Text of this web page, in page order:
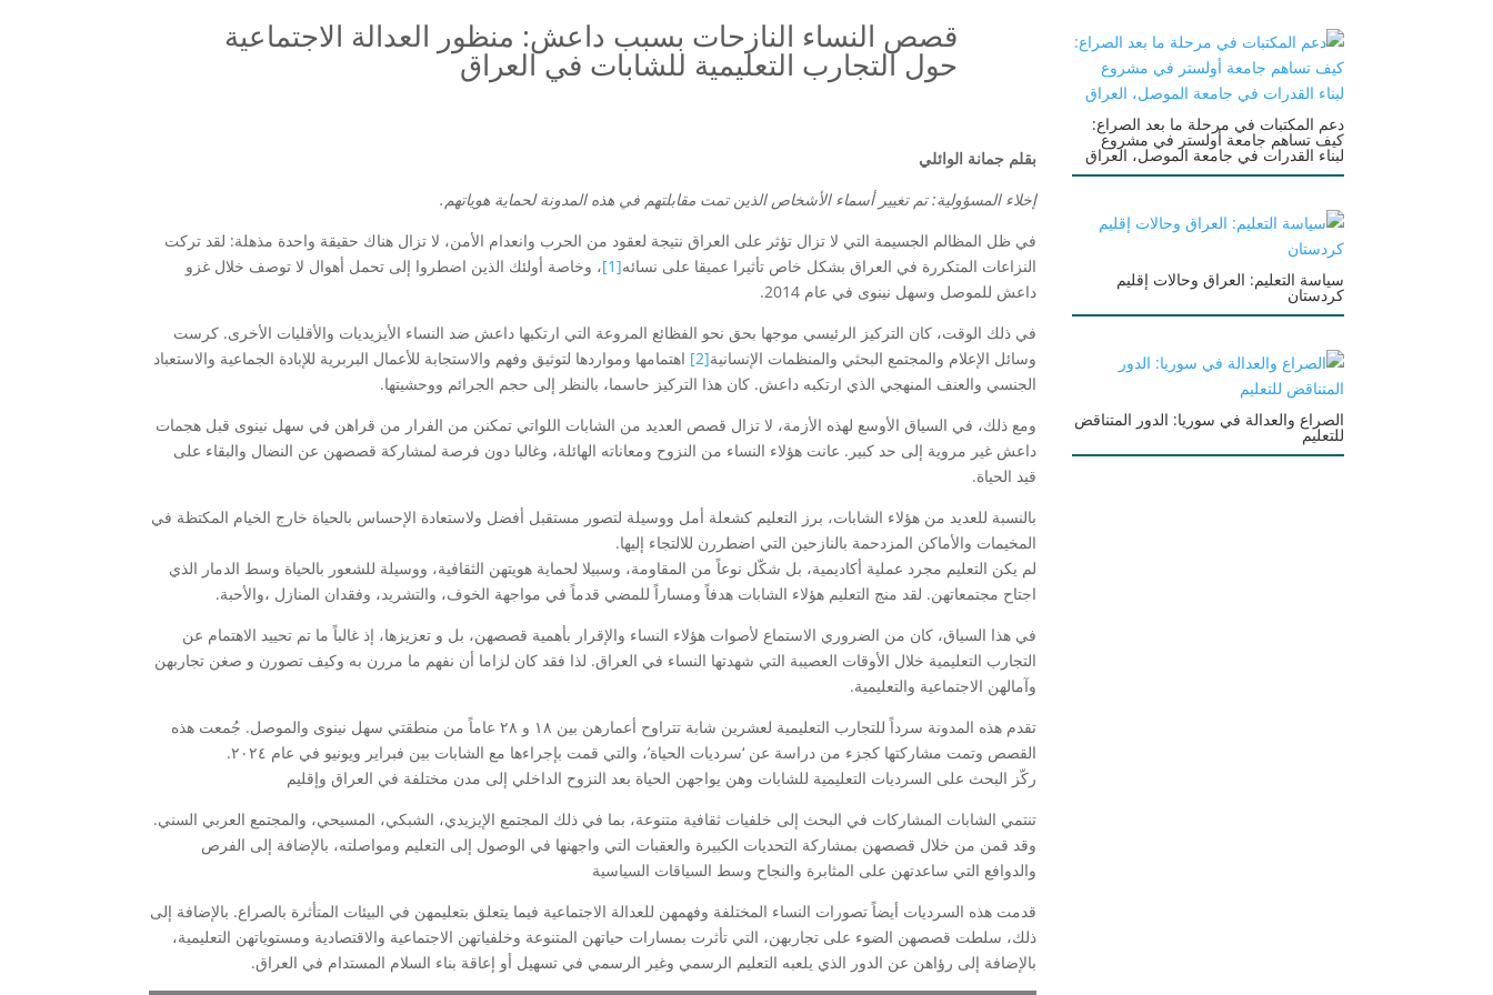
قصص النساء النازحات بسبب داعش: منظور العدالة الاجتماعية
حول التجارب التعليمية للشابات في العراق
بقلم جمانة الوائلي
إخلاء المسؤولية: تم تغيير أسماء الأشخاص الذين تمت مقابلتهم في هذه المدونة لحماية هوياتهم.
في ظل المظالم الجسيمة التي لا تزال تؤثر على العراق نتيجة لعقود من الحرب وانعدام الأمن، لا تزال هناك حقيقة واحدة مذهلة: لقد تركت
النزاعات المتكررة في العراق بشكل خاص تأثيرا عميقا على نسائه[1]
، وخاصة أولئك الذين اضطروا إلى تحمل أهوال لا توصف خلال غزو
داعش للموصل وسهل نينوى في عام 2014.
في ذلك الوقت، كان التركيز الرئيسي موجها بحق نحو الفظائع المروعة التي ارتكبها داعش ضد النساء الأيزيديات والأقليات الأخرى. كرست
وسائل الإعلام والمجتمع البحثي والمنظمات الإنسانية[2]
اهتمامها ومواردها لتوثيق وفهم والاستجابة للأعمال البربرية للإبادة الجماعية والاستعباد
الجنسي والعنف المنهجي الذي ارتكبه داعش. كان هذا التركيز حاسما، بالنظر إلى حجم الجرائم ووحشيتها.
ومع ذلك، في السياق الأوسع لهذه الأزمة، لا تزال قصص العديد من الشابات اللواتي تمكنن من الفرار من قراهن في سهل نينوى قبل هجمات
داعش غير مروية إلى حد كبير. عانت هؤلاء النساء من النزوح ومعاناته الهائلة، وغالبا دون فرصة لمشاركة قصصهن عن النضال والبقاء على
قيد الحياة.
بالنسبة للعديد من هؤلاء الشابات، برز التعليم كشعلة أمل ووسيلة لتصور مستقبل أفضل ولاستعادة الإحساس بالحياة خارج الخيام المكتظة في
المخيمات والأماكن المزدحمة بالنازحين التي اضطررن للالتجاء إليها.
لم يكن التعليم مجرد عملية أكاديمية، بل شكّل نوعاً من المقاومة، وسبيلا لحماية هويتهن الثقافية، ووسيلة للشعور بالحياة وسط الدمار الذي
اجتاح مجتمعاتهن. لقد منج التعليم هؤلاء الشابات هدفاً ومساراً للمضي قدماً في مواجهة الخوف، والتشريد، وفقدان المنازل ،والأحبة.
في هذا السياق، كان من الضروري الاستماع لأصوات هؤلاء النساء والإقرار بأهمية قصصهن، بل و تعزيزها، إذ غالباً ما تم تحييد الاهتمام عن
التجارب التعليمية خلال الأوقات العصيبة التي شهدتها النساء في العراق. لذا فقد كان لزاما أن نفهم ما مررن به وكيف تصورن و صغن تجاربهن
وآمالهن الاجتماعية والتعليمية.
تقدم هذه المدونة سرداً للتجارب التعليمية لعشرين شابة تتراوح أعمارهن بين ١٨ و ٢٨ عاماً من منطقتي سهل نينوى والموصل. جُمعت هذه
القصص وتمت مشاركتها كجزء من دراسة عن ‘سرديات الحياة’، والتي قمت بإجراءها مع الشابات بين فبراير ويونيو في عام ٢٠٢٤.
ركّز البحث على السرديات التعليمية للشابات وهن يواجهن الحياة بعد النزوح الداخلي إلى مدن مختلفة في العراق وإقليم
تنتمي الشابات المشاركات في البحث إلى خلفيات ثقافية متنوعة، بما في ذلك المجتمع الإيزيدي، الشبكي، المسيحي، والمجتمع العربي السني.
وقد قمن من خلال قصصهن بمشاركة التحديات الكبيرة والعقبات التي واجهنها في الوصول إلى التعليم ومواصلته، بالإضافة إلى الفرص
والدوافع التي ساعدتهن على المثابرة والنجاح وسط السياقات السياسية
قدمت هذه السرديات أيضاً تصورات النساء المختلفة وفهمهن للعدالة الاجتماعية فيما يتعلق بتعليمهن في البيئات المتأثرة بالصراع. بالإضافة إلى
ذلك، سلطت قصصهن الضوء على تجاربهن، التي تأثرت بمسارات حياتهن المتنوعة وخلفياتهن الاجتماعية والاقتصادية ومستوياتهن التعليمية،
بالإضافة إلى رؤاهن عن الدور الذي يلعبه التعليم الرسمي وغير الرسمي في تسهيل أو إعاقة بناء السلام المستدام في العراق.
دعم المكتبات في مرحلة ما بعد الصراع:
كيف تساهم جامعة أولستر في مشروع
لبناء القدرات في جامعة الموصل، العراق
سياسة التعليم: العراق وحالات إقليم
كردستان
الصراع والعدالة في سوريا: الدور المتناقض
للتعليم